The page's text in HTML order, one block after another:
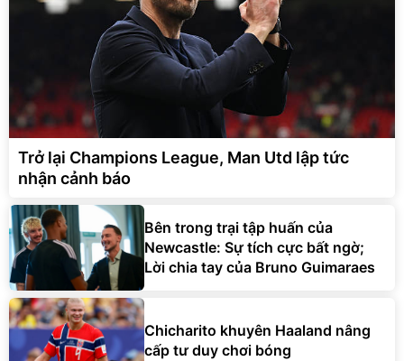
Trở lại Champions League, Man Utd lập tức
nhận cảnh báo
Bên trong trại tập huấn của
Newcastle: Sự tích cực bất ngờ;
Lời chia tay của Bruno Guimaraes
Chicharito khuyên Haaland nâng
cấp tư duy chơi bóng